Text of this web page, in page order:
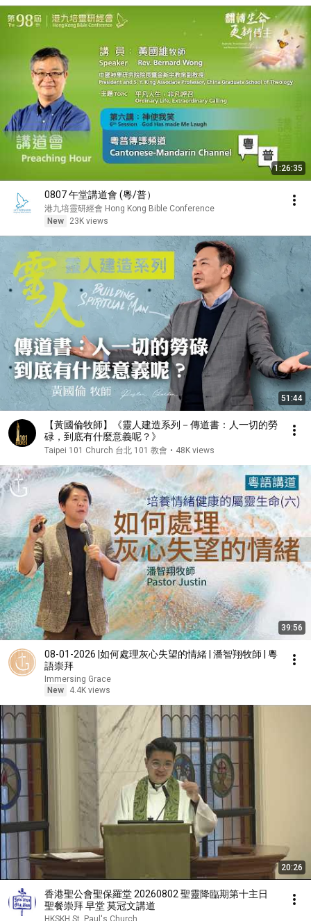
1:26:35
0807 午堂講道會 (粵/普）
港九培靈研經會 Hong Kong Bible Conference
New
23K views
51:44
【黃國倫牧師】《靈人建造系列－傳道書：人一切的勞
碌，到底有什麼意義呢？》
Taipei 101 Church 台北 101 教會 • 48K views
39:56
08-01-2026 |如何處理灰心失望的情緒 | 潘智翔牧師 | 粵
語崇拜
Immersing Grace
New
4.4K views
20:26
香港聖公會聖保羅堂 20260802 聖靈降臨期第十主日
聖餐崇拜 早堂 莫冠文講道
HKSKH St. Paul's Church